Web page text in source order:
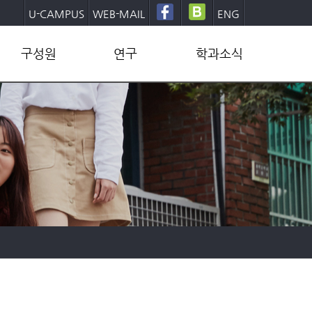
U-CAMPUS WEB-MAIL ENG
구성원
교수
직원
학생
연구
연구그룹
연구센터
연구성과
산학협력
학과소식
학부
대학원
학사일정
학과뉴스
양식/문서
발전기금후원